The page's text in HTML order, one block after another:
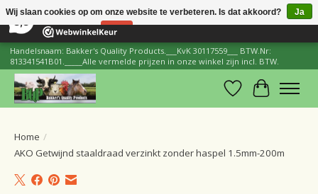
206 Reviews ×
Handelsnaam: Bakker's Quality Products.___KvK 30117559___ BTW.Nr:
813341541B01._____Alle vermelde prijzen in onze winkel zijn incl. BTW.
Verlanglijst
Home /
AKO Getwijnd staaldraad verzinkt zonder haspel 1.5mm-200m
Wij slaan cookies op om onze website te verbeteren. Is dat akkoord?
Ja
Nee